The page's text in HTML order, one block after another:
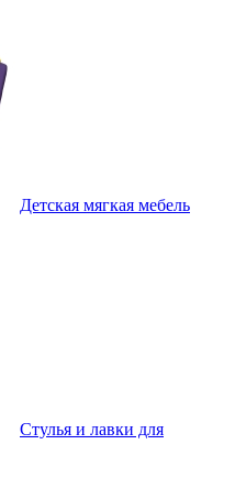
Детская мягкая мебель
Стулья и лавки для